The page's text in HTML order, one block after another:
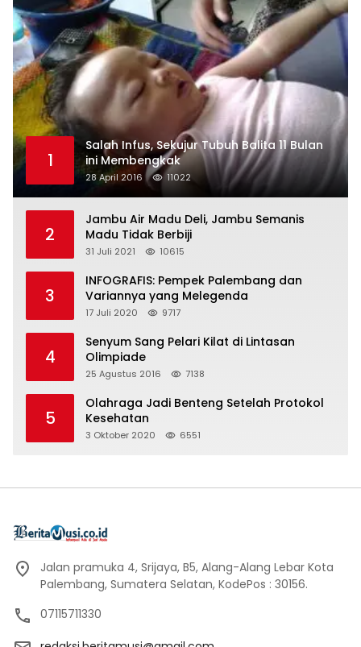
1
Salah Infus, Sekujur Tubuh Balita 11 Bulan
ini Membengkak
28 April 2016 11022
2
Jambu Air Madu Deli, Jambu Semanis
Madu Tidak Berbiji
31 Juli 2021 10615
3
INFOGRAFIS: Pempek Palembang dan
Variannya yang Melegenda
17 Juli 2020 9717
4
Senyum Sang Pelari Kilat di Lintasan
Olimpiade
25 Agustus 2016 7138
5
Olahraga Jadi Benteng Setelah Protokol
Kesehatan
3 Oktober 2020 6551
Jalan pramuka 4, Srijaya, B5, Alang-Alang Lebar Kota
Palembang, Sumatera Selatan, KodePos : 30156.
07115711330